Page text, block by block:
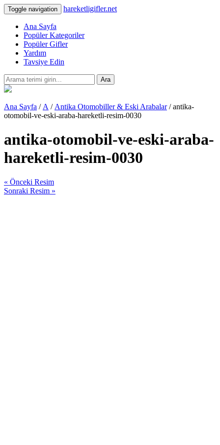
Toggle navigation hareketligifler.net
Ana Sayfa
Popüler Kategoriler
Popüler Gifler
Yardım
Tavsiye Edin
Ara
Ana Sayfa / A / Antika Otomobiller & Eski Arabalar/ antika-
otomobil-ve-eski-araba-hareketli-resim-0030
antika-otomobil-ve-eski-araba-
hareketli-resim-0030
« Önceki Resim
Sonraki Resim »